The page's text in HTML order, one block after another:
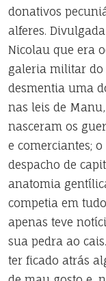
donativos
alferes.
Nicolau que era
galeria militar do
desmentia uma
nas leis de
nasceram os
e comerciantes;
despacho de
anatomia
competia em
apenas teve
sua pedra ao
ter ficado atrás